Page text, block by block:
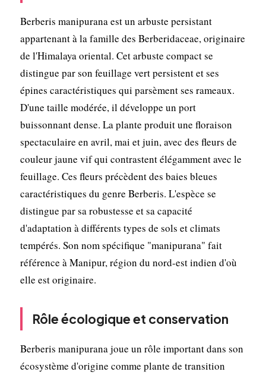
Berberis manipurana est un arbuste persistant
appartenant à la famille des Berberidaceae, originaire
de l'Himalaya oriental. Cet arbuste compact se
distingue par son feuillage vert persistent et ses
épines caractéristiques qui parsèment ses rameaux.
D'une taille modérée, il développe un port
buissonnant dense. La plante produit une floraison
spectaculaire en avril, mai et juin, avec des fleurs de
couleur jaune vif qui contrastent élégamment avec le
feuillage. Ces fleurs précèdent des baies bleues
caractéristiques du genre Berberis. L'espèce se
distingue par sa robustesse et sa capacité
d'adaptation à différents types de sols et climats
tempérés. Son nom spécifique "manipurana" fait
référence à Manipur, région du nord-est indien d'où
elle est originaire.
Rôle écologique et conservation
Berberis manipurana joue un rôle important dans son
écosystème d'origine comme plante de transition